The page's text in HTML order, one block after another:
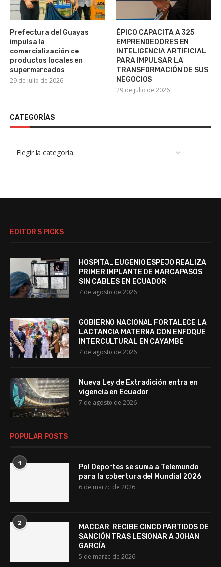
Prefectura del Guayas
impulsa la
comercialización de
productos locales en
supermercados
29 de julio de 2026
ÉPICO CAPACITA A 325
EMPRENDEDORES EN
INTELIGENCIA ARTIFICIAL
PARA IMPULSAR LA
TRANSFORMACIÓN DE SUS
NEGOCIOS
29 de julio de 2026
CATEGORÍAS
EDITOR’S PICKS
HOSPITAL EUGENIO ESPEJO REALIZA
PRIMER IMPLANTE DE MARCAPASOS
SIN CABLES EN ECUADOR
7 de agosto de 2026
GOBIERNO NACIONAL FORTALECE LA
LACTANCIA MATERNA CON ENFOQUE
INTERCULTURAL EN CAYAMBE
7 de agosto de 2026
Nueva Ley de Extradición entra en
vigencia en Ecuador
7 de agosto de 2026
POPULAR POSTS
1
Pol Deportes se suma a Telemundo
para la cobertura del Mundial 2026
6 de marzo de 2026
2
MACCARI RECIBE CINCO PARTIDOS DE
SANCIÓN TRAS LESIONAR A JOHAN
GARCÍA
5 de marzo de 2026